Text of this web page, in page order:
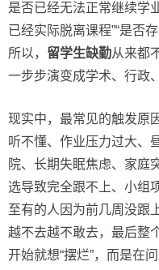
是否已经无法正常继续学
已经实际脱离课程”“是否
所以， 留学生缺勤从来都
一步步演变成学术、行政
现实中，最常见的触发原
听不懂、作业压力过大、
院、长期失眠焦虑、家庭
选导致完全跟不上、小组
至有的人因为前几周没跟
越不去越不敢去，最后整
开始就想“摆烂”，而是在